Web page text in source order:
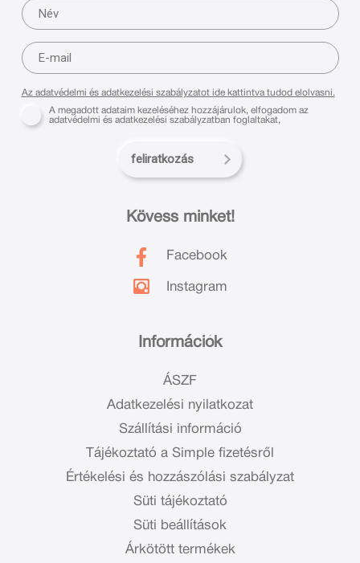
Információk
ÁSZF
Adatkezelési nyilatkozat
Szállítási információ
Tájékoztató a Simple fizetésről
Értékelési és hozzászólási szabályzat
Süti tájékoztató
Süti beállítások
Árkötött termékek
Kövess minket!
Facebook
Instagram
Az adatvédelmi és adatkezelési szabályzatot ide kattintva tudod elolvasni.
A megadott adataim kezeléséhez hozzájárulok, elfogadom az
adatvédelmi és adatkezelési szabályzatban foglaltakat,
feliratkozás